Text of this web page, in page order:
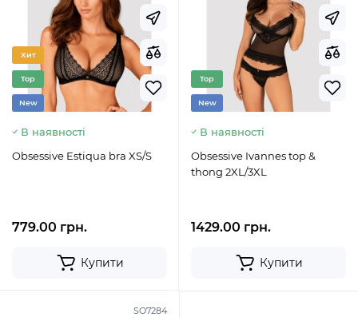
Хит
Top
New
В наявності
Obsessive Estiqua bra XS/S
779.00 грн.
Купити
Top
New
В наявності
Obsessive Ivannes top &
thong 2XL/3XL
1429.00 грн.
Купити
SO7284